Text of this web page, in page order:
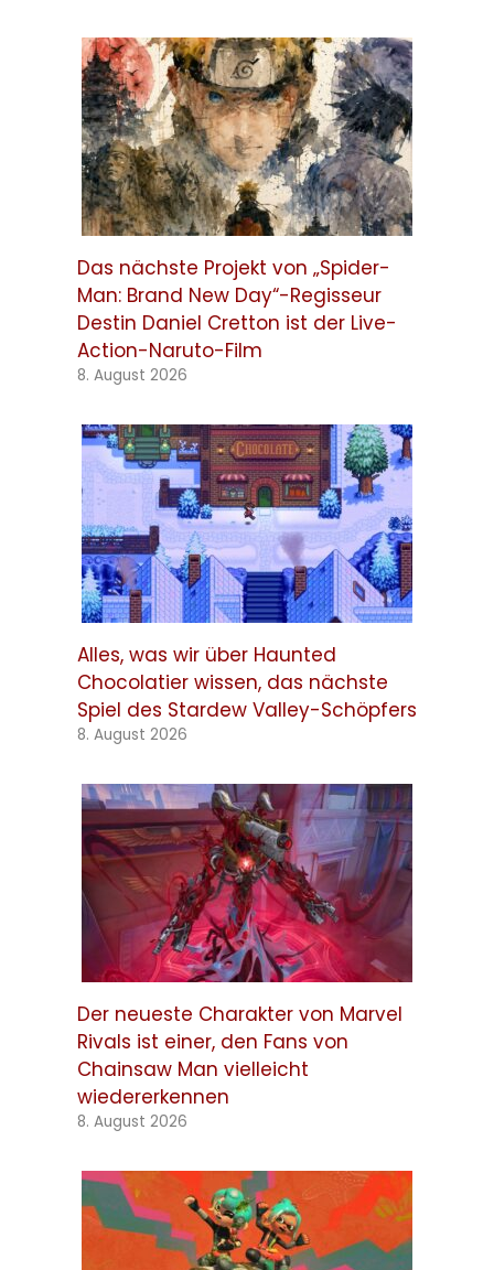
Das nächste Projekt von „Spider-
Man: Brand New Day“-Regisseur
Destin Daniel Cretton ist der Live-
Action-Naruto-Film
8. August 2026
Alles, was wir über Haunted
Chocolatier wissen, das nächste
Spiel des Stardew Valley-Schöpfers
8. August 2026
Der neueste Charakter von Marvel
Rivals ist einer, den Fans von
Chainsaw Man vielleicht
wiedererkennen
8. August 2026